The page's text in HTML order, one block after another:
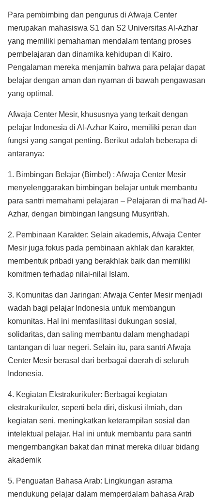
Para pembimbing dan pengurus di Afwaja Center
merupakan mahasiswa S1 dan S2 Universitas Al-Azhar
yang memiliki pemahaman mendalam tentang proses
pembelajaran dan dinamika kehidupan di Kairo.
Pengalaman mereka menjamin bahwa para pelajar dapat
belajar dengan aman dan nyaman di bawah pengawasan
yang optimal .
Afwaja Center Mesir, khususnya yang terkait dengan
pelajar Indonesia di Al-Azhar Kairo, memiliki peran dan
fungsi yang sangat penting. Berikut adalah beberapa di
antaranya:
1. Bimbingan Belajar (Bimbel) : Afwaja Center Mesir
menyelenggarakan bimbingan belajar untuk membantu
para santri memahami pelajaran – Pelajaran di ma’had Al-
Azhar, dengan bimbingan langsung Musyrif/ah.
2. Pembinaan Karakter: Selain akademis, Afwaja Center
Mesir juga fokus pada pembinaan akhlak dan karakter,
membentuk pribadi yang berakhlak baik dan memiliki
komitmen terhadap nilai-nilai Islam.
3. Komunitas dan Jaringan: Afwaja Center Mesir menjadi
wadah bagi pelajar Indonesia untuk membangun
komunitas. Hal ini memfasilitasi dukungan sosial,
solidaritas, dan saling membantu dalam menghadapi
tantangan di luar negeri. Selain itu, para santri Afwaja
Center Mesir berasal dari berbagai daerah di seluruh
Indonesia.
4. Kegiatan Ekstrakurikuler: Berbagai kegiatan
ekstrakurikuler, seperti bela diri, diskusi ilmiah, dan
kegiatan seni, meningkatkan keterampilan sosial dan
intelektual pelajar. Hal ini untuk membantu para santri
mengembangkan bakat dan minat mereka diluar bidang
akademik
5. Penguatan Bahasa Arab: Lingkungan asrama
mendukung pelajar dalam memperdalam bahasa Arab